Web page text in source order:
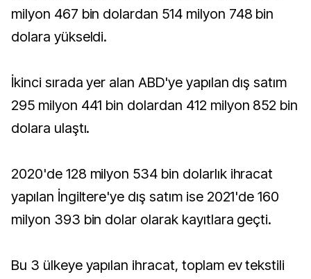
milyon 467 bin dolardan 514 milyon 748 bin
dolara yükseldi.
İkinci sırada yer alan ABD'ye yapılan dış satım
295 milyon 441 bin dolardan 412 milyon 852 bin
dolara ulaştı.
2020'de 128 milyon 534 bin dolarlık ihracat
yapılan İngiltere'ye dış satım ise 2021'de 160
milyon 393 bin dolar olarak kayıtlara geçti.
Bu 3 ülkeye yapılan ihracat, toplam ev tekstili